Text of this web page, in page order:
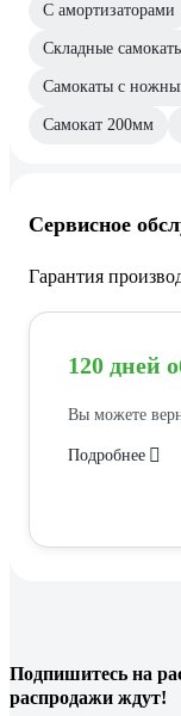
С амортизаторами
Складные
Самокаты с
Самокат 200мм
Сервисное
Гарантия
120 дней
Вы можете
Подробнее
Подпишитесь на
распродажи ждут!